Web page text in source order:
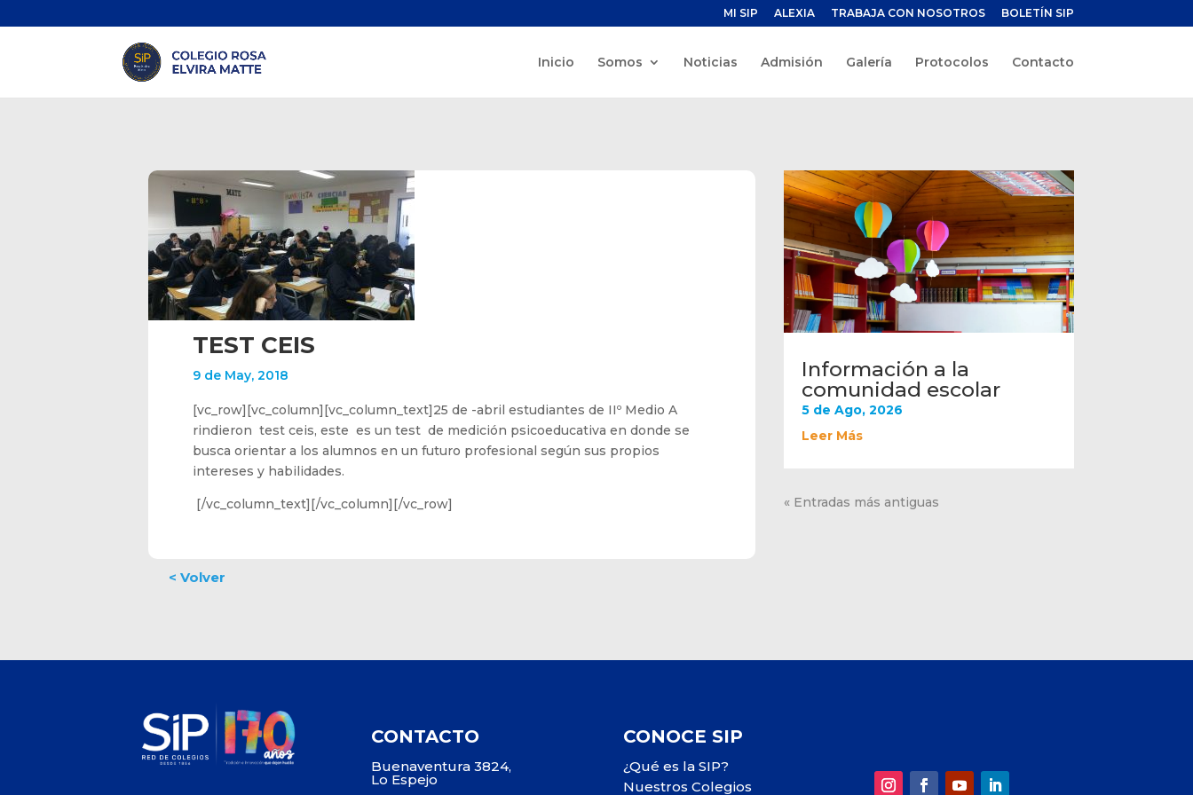
MI SIP ALEXIA TRABAJA CON NOSOTROS BOLETÍN SIP
Inicio Somos Noticias Admisión Galería Protocolos Contacto
Información a la
comunidad escolar
5 de Ago, 2026
Leer Más
« Entradas más antiguas
TEST CEIS
9 de May, 2018
[vc_row][vc_column][vc_column_text]25 de -abril estudiantes de IIº Medio A
rindieron test ceis, este es un test de medición psicoeducativa en donde se
busca orientar a los alumnos en un futuro profesional según sus propios
intereses y habilidades.
[/vc_column_text][/vc_column][/vc_row]
CONTACTO
Buenaventura 3824,
Lo Espejo
CONOCE SIP
¿Qué es la SIP?
Nuestros Colegios